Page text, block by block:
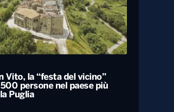
Vito, la “festa del vicino”
persone nel paese più
Puglia